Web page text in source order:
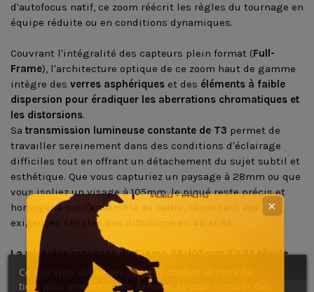
d'autofocus natif, ce zoom réécrit les règles du tournage en
équipe réduite ou en conditions dynamiques.
Couvrant l'intégralité des capteurs plein format (Full-
Frame), l'architecture optique de ce zoom haut de gamme
intègre des verres asphériques et des éléments à faible
dispersion pour éradiquer les aberrations chromatiques et
les distorsions.
Sa transmission lumineuse constante de T3 permet de
travailler sereinement dans des conditions d'éclairage
difficiles tout en offrant un détachement du sujet subtil et
esthétique. Que vous capturiez un paysage à 28mm ou que
vous isoliez un visage à 105mm, le piqué reste précis et
homogène sur l'ensemble du cadre, répondant aux
exigences strictes des diffusions en 4K et 8K.
La véritable prouesse du Sigma 28-105mm T3 AF réside
dans sa dualité mécanique et électronique.
Côté mécanique, il arbore un boîtier robuste en métal
Ce site Web utilise ses propres cookies et ceux de
tiers pour améliorer nos services et vous montrer des
✕